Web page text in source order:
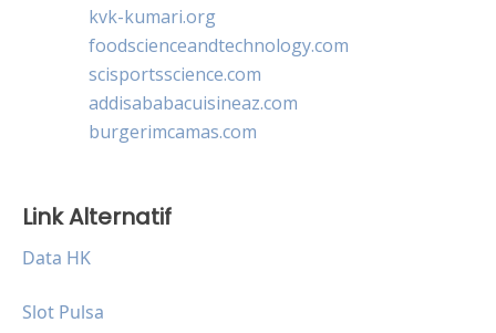
kvk-kumari.org
foodscienceandtechnology.com
scisportsscience.com
addisababacuisineaz.com
burgerimcamas.com
Link Alternatif
Data HK
Slot Pulsa